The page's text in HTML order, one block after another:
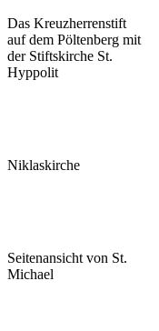
Das Kreuzherrenstift
auf dem Pöltenberg mit
der Stiftskirche St.
Hyppolit
Niklaskirche
Seitenansicht von St.
Michael